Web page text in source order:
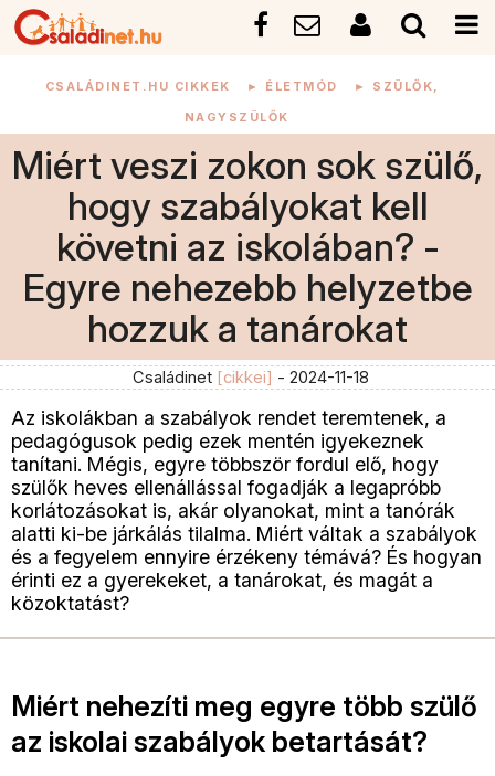
CSALÁDINET.HU CIKKEK ► ÉLETMÓD ► SZÜLŐK,
NAGYSZÜLŐK
Miért veszi zokon sok szülő,
hogy szabályokat kell
követni az iskolában? -
Egyre nehezebb helyzetbe
hozzuk a tanárokat
Családinet [cikkei] - 2024-11-18
Az iskolákban a szabályok rendet teremtenek, a
pedagógusok pedig ezek mentén igyekeznek
tanítani. Mégis, egyre többször fordul elő, hogy
szülők heves ellenállással fogadják a legapróbb
korlátozásokat is, akár olyanokat, mint a tanórák
alatti ki-be járkálás tilalma. Miért váltak a szabályok
és a fegyelem ennyire érzékeny témává? És hogyan
érinti ez a gyerekeket, a tanárokat, és magát a
közoktatást?
Miért nehezíti meg egyre több szülő
az iskolai szabályok betartását?